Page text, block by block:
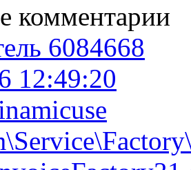
комментарии
6084668
12:49:20